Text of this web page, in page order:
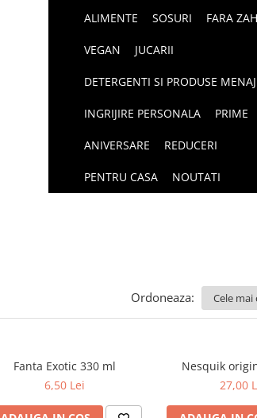
ALIMENTE SOSURI FARA
VEGAN JUCARII
DETERGENTI SI PRODUSE MENAJ
INGRIJIRE PERSONALA PRIME
ANIVERSARE REDUCERI
PENTRU CASA NOUTATI
Ordoneaza:
Fanta Exotic 330 ml
6,50 Lei
Nesquik
27,00